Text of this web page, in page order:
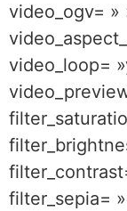
video_ogv= »
video_loop=
filter_sepia=